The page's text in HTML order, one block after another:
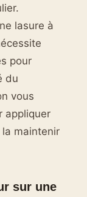
lasure à
pour
du
vous
appliquer
maintenir
sur une